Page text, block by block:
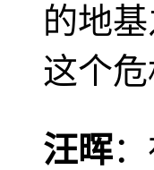
的地
这个
汪晖